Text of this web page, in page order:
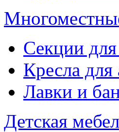
Секции
Кресла для
Лавки и
Детская